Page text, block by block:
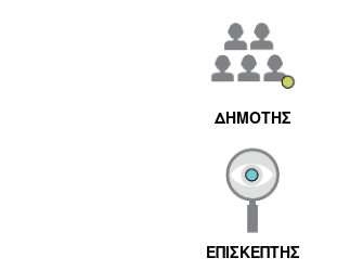
ΔΗΜΟΤΗΣ
ΕΠΙΣΚΕΠΤΗΣ